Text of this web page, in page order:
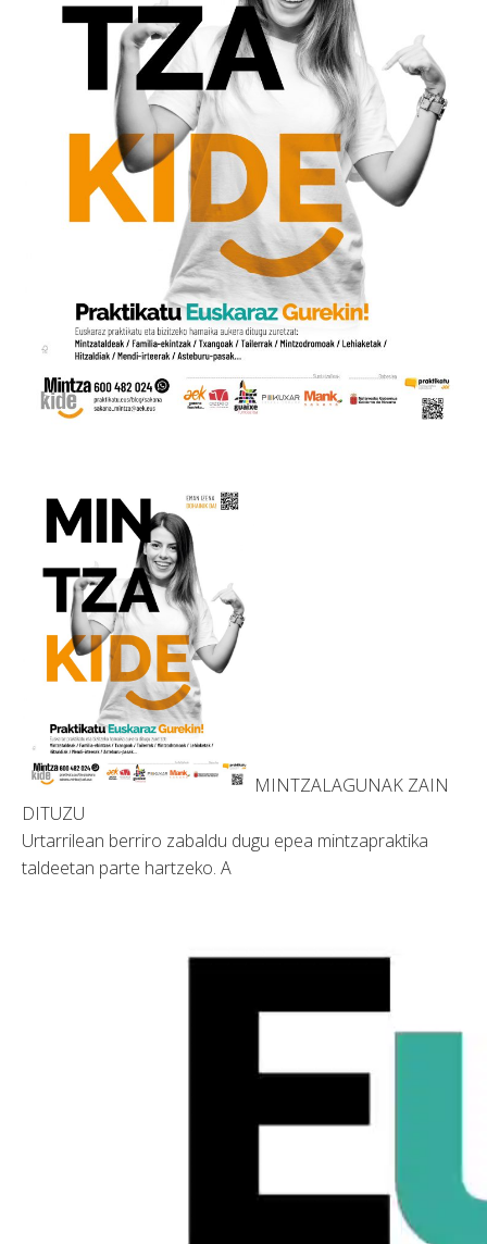
MINTZALAGUNAK ZAIN
DITUZU
Urtarrilean berriro zabaldu dugu epea mintzapraktika
taldeetan parte hartzeko. A